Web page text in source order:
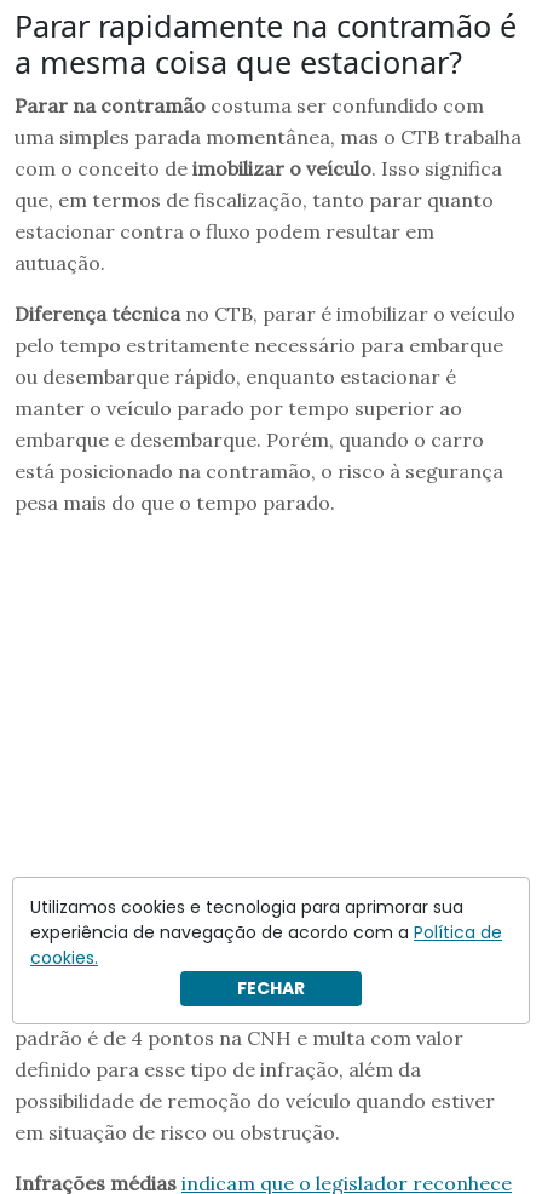
Parar rapidamente na contramão é
a mesma coisa que estacionar?
Parar na contramão costuma ser confundido com
uma simples parada momentânea, mas o CTB trabalha
com o conceito de imobilizar o veículo. Isso significa
que, em termos de fiscalização, tanto parar quanto
estacionar contra o fluxo podem resultar em
autuação.
Diferença técnica no CTB, parar é imobilizar o veículo
pelo tempo estritamente necessário para embarque
ou desembarque rápido, enquanto estacionar é
manter o veículo parado por tempo superior ao
embarque e desembarque. Porém, quando o carro
está posicionado na contramão, o risco à segurança
pesa mais do que o tempo parado.
Quais são as penalidades por
estacionar na contramão?
Artigo 181 classificaestacionar na contramão
infração média. Nesse enquadramento, a penalidade
padrão é de 4 pontos na CNH e multa com valor
definido para esse tipo de infração, além da
possibilidade de remoção do veículo quando estiver
em situação de risco ou obstrução.
Infrações médias indicam que o legislador reconhece
Utilizamos cookies e tecnologia para aprimorar sua
experiência de navegação de acordo com a Política de
cookies.
FECHAR